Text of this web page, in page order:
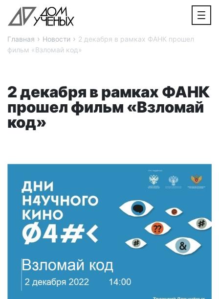
Главная › Новости › 2 декабря в рамках ФАНК прошел
фильм «Взломай код»
2 декабря в рамках ФАНК
прошел фильм «Взломай
код»